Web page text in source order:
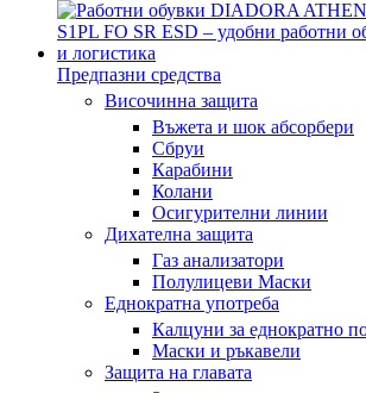
Предпазни средства
Височинна защита
Въжета и шок абсорбери
Сбруи
Карабини
Колани
Осигурителни линии
Дихателна защита
Газ анализатори
Полулицеви Маски
Еднократна употреба
Калцуни за еднократно
Маски и ръкавели
Защита на главата